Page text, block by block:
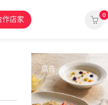
作店家 0
廣告